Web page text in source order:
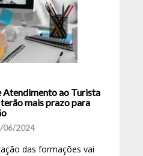
Atendimento ao Turista
mais prazo para
06/2024
das formações vai